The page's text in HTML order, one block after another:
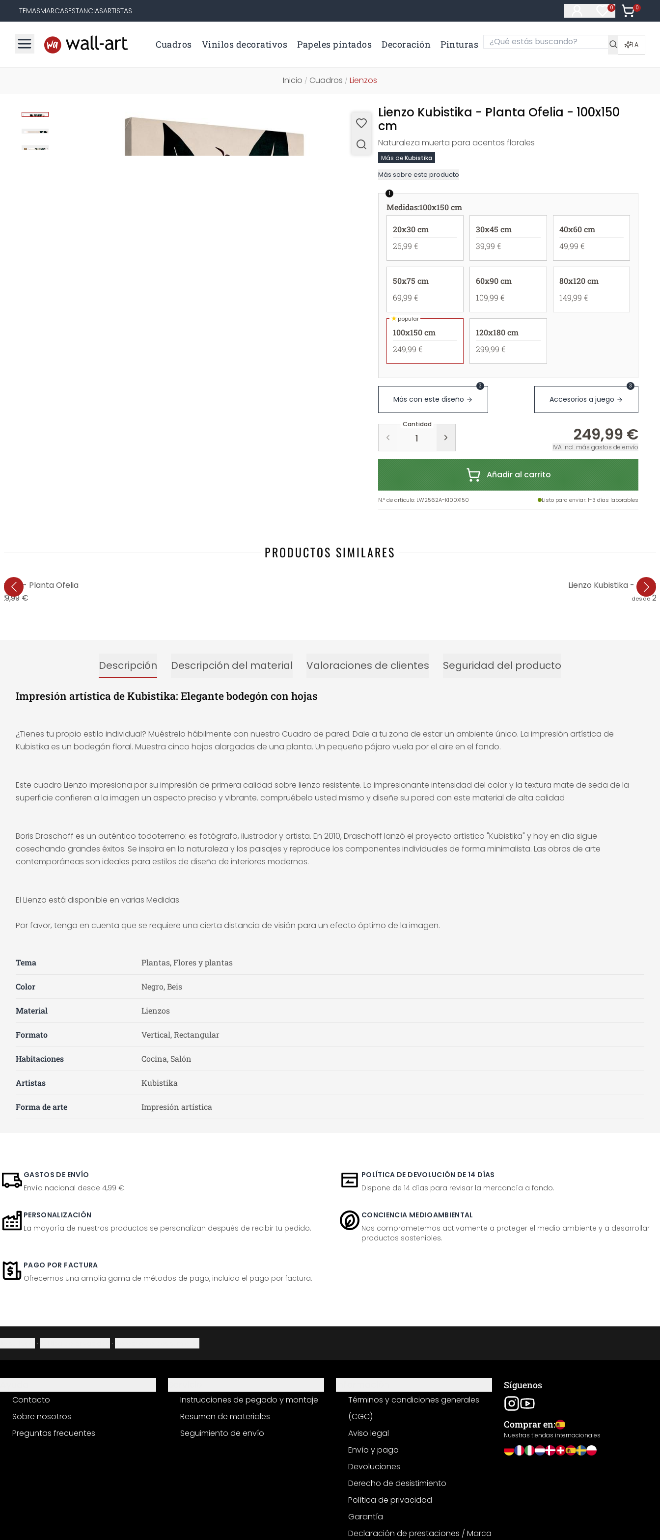
TEMASMARCASESTANCIASARTISTAS 0
Artículos en
0
Artículos
Cuadros Vinilos decorativos Papeles pintados Decoración Pinturas IA
Inicio / Cuadros / Lienzos
Lienzo Kubistika - Planta Ofelia - 100x150
cm
Naturaleza muerta para acentos florales
Más deKubistika
Más sobre este producto
1
Medidas:100x150 cm
20x30 cm
26,99 €
30x45 cm
39,99 €
40x60 cm
49,99 €
50x75 cm
69,99 €
60x90 cm
109,99 €
80x120 cm
149,99 €
★popular
100x150 cm
249,99 €
120x180 cm
299,99 €
Más con este diseño
3
Accesorios a juego
3
Cantidad
249,99 €
IVA incl. más gastos de envío
Añadir al carrito
N.º de artículo: LW2562A-K100X150 Listo para enviar: 1-3 días laborables
PRODUCTOS SIMILARES
- Planta Ofelia
29,99 €
Lienzo Kubistika -
desde
Descripción Descripción del material Valoraciones de clientes Seguridad del producto
Impresión artística de Kubistika: Elegante bodegón con hojas
¿Tienes tu propio estilo individual? Muéstrelo hábilmente con nuestro Cuadro de pared. Dale a tu zona de estar un ambiente único. La impresión artística de
Kubistika es un bodegón floral. Muestra cinco hojas alargadas de una planta. Un pequeño pájaro vuela por el aire en el fondo.
Este cuadro Lienzo impresiona por su impresión de primera calidad sobre lienzo resistente. La impresionante intensidad del color y la textura mate de seda de la
superficie confieren a la imagen un aspecto preciso y vibrante. compruébelo usted mismo y diseñe su pared con este material de alta calidad
Boris Draschoff es un auténtico todoterreno: es fotógrafo, ilustrador y artista. En 2010, Draschoff lanzó el proyecto artístico "Kubistika" y hoy en día sigue
cosechando grandes éxitos. Se inspira en la naturaleza y los paisajes y reproduce los componentes individuales de forma minimalista. Las obras de arte
contemporáneas son ideales para estilos de diseño de interiores modernos.
El Lienzo está disponible en varias Medidas.
Por favor, tenga en cuenta que se requiere una cierta distancia de visión para un efecto óptimo de la imagen.
Tema Plantas, Flores y plantas
Color Negro, Beis
Material Lienzos
Formato Vertical, Rectangular
Habitaciones Cocina, Salón
Artistas Kubistika
Forma de arte Impresión artística
GASTOS DE ENVÍO
Envío nacional desde 4,99 €.
POLÍTICA DE DEVOLUCIÓN DE 14 DÍAS
Dispone de 14 días para revisar la mercancía a fondo.
PERSONALIZACIÓN
La mayoría de nuestros productos se personalizan después de recibir tu pedido.
CONCIENCIA MEDIOAMBIENTAL
Nos comprometemos activamente a proteger el medio ambiente y a desarrollar
productos sostenibles.
PAGO POR FACTURA
Ofrecemos una amplia gama de métodos de pago, incluido el pago por factura.
· ·
Contacto
Sobre nosotros
Preguntas frecuentes
Instrucciones de pegado y montaje
Resumen de materiales
Seguimiento de envío
Términos y condiciones generales
(CGC)
Aviso legal
Envío y pago
Devoluciones
Derecho de desistimiento
Política de privacidad
Garantía
Declaración de prestaciones / Marca
Síguenos
Comprar en:
Nuestras tiendas internacionales